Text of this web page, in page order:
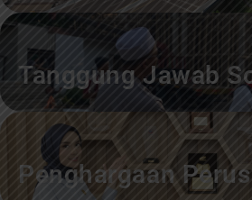
Tanggung Jawab
Penghargaan